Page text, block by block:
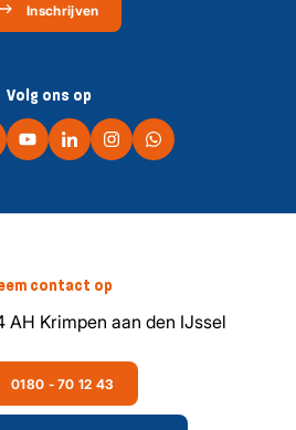
Inschrijven
Volg ons op
contact op
AH Krimpen aan den IJssel
0180 - 70 12 43